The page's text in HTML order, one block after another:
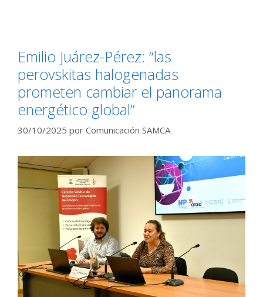
Emilio Juárez-Pérez: “las
perovskitas halogenadas
prometen cambiar el panorama
energético global”
30/10/2025 por Comunicación SAMCA